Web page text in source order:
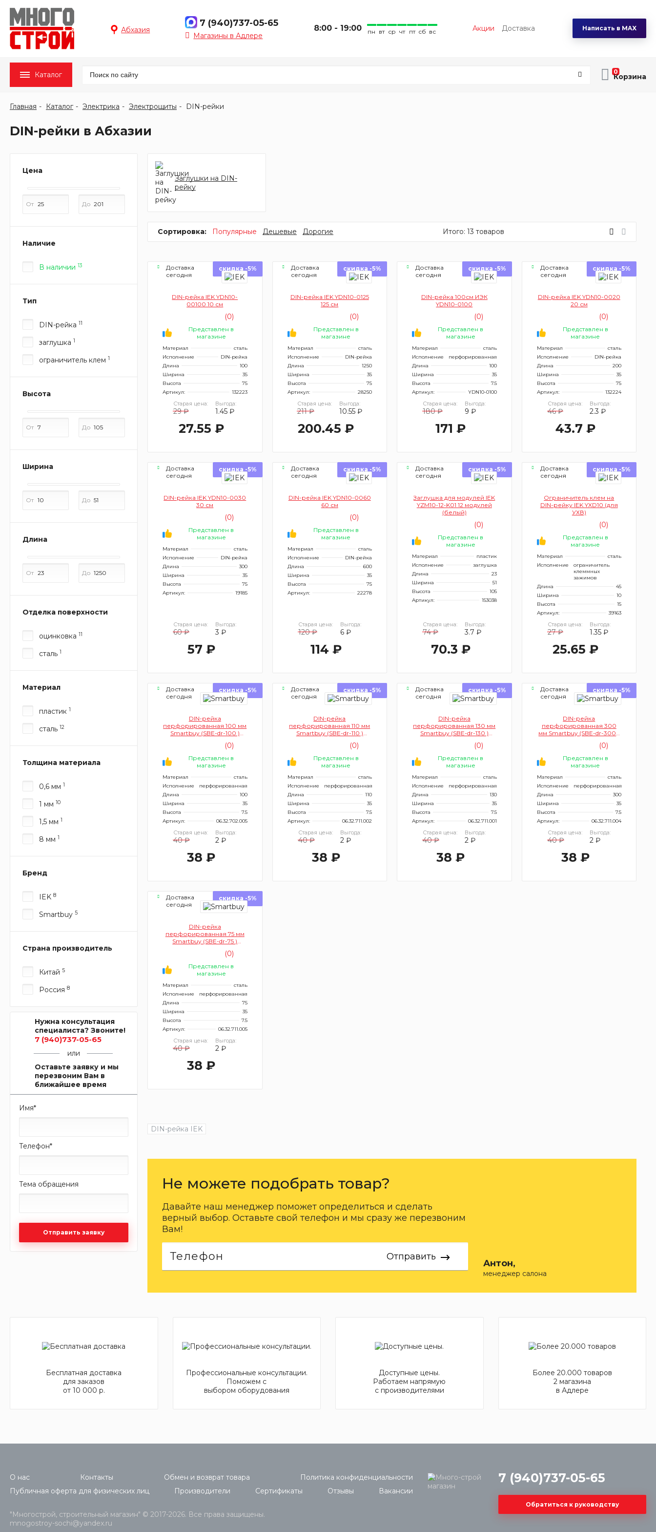
Абхазия
7 (940)737-05-65 Написать в MAX
Магазины в Адлере
8:00 - 19:00 пн вт ср чт пт сб вс Акции Доставка
Каталог 0
Главная Каталог Электрика Электрощиты DIN-рейки
DIN-рейки в Абхазии
Цена
От До
Наличие
В наличии 13
Тип
DIN-рейка 11
заглушка 1
ограничитель клем 1
Высота
От До
Ширина
От До
Длина
От До
Отделка поверхности
оцинковка 11
сталь 1
Материал
пластик 1
сталь 12
Толщина материала
0,6 мм 1
1 мм 10
1,5 мм 1
8 мм 1
Бренд
IEK 8
Smartbuy 5
Страна производитель
Китай 5
Россия 8
Нужна консультация
специалиста? Звоните!
7 (940)737-05-65
или
Оставьте заявку и мы
перезвоним Вам в
ближайшее время
Имя*
Телефон*
Тема обращения
Отправить заявку
Заглушки на DIN-
рейку
Сортировка: Популярные Дешевые Дорогие Итого: 13 товаров
Доставка
сегодня
скидка -5%
DIN-рейка IEK YDN10-
00100 10 см
(0)
Представлен в
магазине
Материал
сталь
Исполнение
DIN-рейка
Длина
100
Ширина
35
Высота
75
Артикул:
132223
Старая цена:
29 ₽
Выгода:
1.45 ₽
27.55 ₽
Доставка
сегодня
скидка -5%
DIN-рейка IEK YDN10-0125
125 см
(0)
Представлен в
магазине
Материал
сталь
Исполнение
DIN-рейка
Длина
1250
Ширина
35
Высота
75
Артикул:
28250
Старая цена:
211 ₽
Выгода:
10.55 ₽
200.45 ₽
Доставка
сегодня
скидка -5%
DIN-рейка 100см ИЭК
YDN10-0100
(0)
Представлен в
магазине
Материал
сталь
Исполнение
перфорированная
Длина
100
Ширина
35
Высота
7.5
Артикул:
YDN10-0100
Старая цена:
180 ₽
Выгода:
9 ₽
171 ₽
Доставка
сегодня
скидка -5%
DIN-рейка IEK YDN10-0020
20 см
(0)
Представлен в
магазине
Материал
сталь
Исполнение
DIN-рейка
Длина
200
Ширина
35
Высота
75
Артикул:
132224
Старая цена:
46 ₽
Выгода:
2.3 ₽
43.7 ₽
Доставка
сегодня
скидка -5%
DIN-рейка IEK YDN10-0030
30 см
(0)
Представлен в
магазине
Материал
сталь
Исполнение
DIN-рейка
Длина
300
Ширина
35
Высота
75
Артикул:
19185
Старая цена:
60 ₽
Выгода:
3 ₽
57 ₽
Доставка
сегодня
скидка -5%
DIN-рейка IEK YDN10-0060
60 см
(0)
Представлен в
магазине
Материал
сталь
Исполнение
DIN-рейка
Длина
600
Ширина
35
Высота
75
Артикул:
22278
Старая цена:
120 ₽
Выгода:
6 ₽
114 ₽
Доставка
сегодня
скидка -5%
Заглушка для модулей IEK
YZM10-12-K01 12 модулей
(белый)
(0)
Представлен в
магазине
Материал
пластик
Исполнение
заглушка
Длина
23
Ширина
51
Высота
105
Артикул:
153038
Старая цена:
74 ₽
Выгода:
3.7 ₽
70.3 ₽
Доставка
сегодня
скидка -5%
Ограничитель клем на
DIN-рейку IEK YXD10 (для
УХВ)
(0)
Представлен в
магазине
Материал
сталь
Исполнение
ограничитель
клеммных
зажимов
Длина
45
Ширина
10
Высота
15
Артикул:
39163
Старая цена:
27 ₽
Выгода:
1.35 ₽
25.65 ₽
Доставка
сегодня
скидка -5%
DIN-рейка
перфорированная 100 мм
Smartbuy (SBE-dr-100 )
(0)
Представлен в
магазине
Материал
сталь
Исполнение
перфорированная
Длина
100
Ширина
35
Высота
7.5
Артикул:
06.32.702.005
Старая цена:
40 ₽
Выгода:
2 ₽
38 ₽
Доставка
сегодня
скидка -5%
DIN-рейка
перфорированная 110 мм
Smartbuy (SBE-dr-110 )
(0)
Представлен в
магазине
Материал
сталь
Исполнение
перфорированная
Длина
110
Ширина
35
Высота
7.5
Артикул:
06.32.711.002
Старая цена:
40 ₽
Выгода:
2 ₽
38 ₽
Доставка
сегодня
скидка -5%
DIN-рейка
перфорированная 130 мм
Smartbuy (SBE-dr-130 )
(0)
Представлен в
магазине
Материал
сталь
Исполнение
перфорированная
Длина
130
Ширина
35
Высота
7.5
Артикул:
06.32.711.001
Старая цена:
40 ₽
Выгода:
2 ₽
38 ₽
Доставка
сегодня
скидка -5%
DIN-рейка
перфорированная 300
мм Smartbuy (SBE-dr-300 )
(0)
Представлен в
магазине
Материал
сталь
Исполнение
перфорированная
Длина
300
Ширина
35
Высота
7.5
Артикул:
06.32.711.004
Старая цена:
40 ₽
Выгода:
2 ₽
38 ₽
Доставка
сегодня
скидка -5%
DIN-рейка
перфорированная 75 мм
Smartbuy (SBE-dr-75 )
(0)
Представлен в
магазине
Материал
сталь
Исполнение
перфорированная
Длина
75
Ширина
35
Высота
7.5
Артикул:
06.32.711.005
Старая цена:
40 ₽
Выгода:
2 ₽
38 ₽
DIN-рейка IEK
Не можете подобрать товар?
Давайте наш менеджер поможет определиться и сделать
верный выбор. Оставьте свой телефон и мы сразу же перезвоним
Вам!
Отправить
Антон,
менеджер салона
Бесплатная доставка
для заказов
от 10 000 р.
Профессиональные консультации.
Поможем с
выбором оборудования
Доступные цены.
Работаем напрямую
с производителями
Более 20.000 товаров
2 магазина
в Адлере
О нас Контакты Обмен и возврат товара
Политика конфиденциальности
Публичная оферта для физических лиц
Производители Сертификаты Отзывы Вакансии
"Многострой, строительный магазин" © 2017-2026. Все права защищены.
mnogostroy-sochi@yandex.ru
7 (940)737-05-65
Обратиться к руководству